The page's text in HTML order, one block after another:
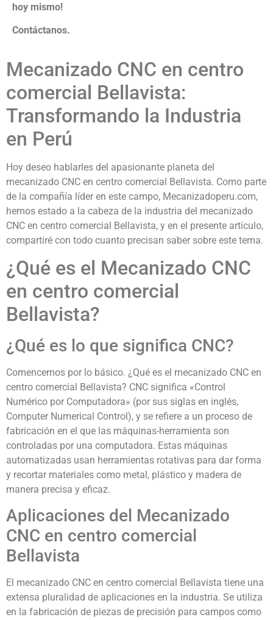
hoy mismo!
Contáctanos.
Mecanizado CNC en centro
comercial Bellavista:
Transformando la Industria
en Perú
Hoy deseo hablarles del apasionante planeta del
mecanizado CNC en centro comercial Bellavista. Como parte
de la compañía líder en este campo, Mecanizadoperu.com,
hemos estado a la cabeza de la industria del mecanizado
CNC en centro comercial Bellavista, y en el presente artículo,
compartiré con todo cuanto precisan saber sobre este tema.
¿Qué es el Mecanizado CNC
en centro comercial
Bellavista?
¿Qué es lo que significa CNC?
Comencemos por lo básico. ¿Qué es el mecanizado CNC en
centro comercial Bellavista? CNC significa «Control
Numérico por Computadora» (por sus siglas en inglés,
Computer Numerical Control), y se refiere a un proceso de
fabricación en el que las máquinas-herramienta son
controladas por una computadora. Estas máquinas
automatizadas usan herramientas rotativas para dar forma
y recortar materiales como metal, plástico y madera de
manera precisa y eficaz.
Aplicaciones del Mecanizado
CNC en centro comercial
Bellavista
El mecanizado CNC en centro comercial Bellavista tiene una
extensa pluralidad de aplicaciones en la industria. Se utiliza
en la fabricación de piezas de precisión para campos como